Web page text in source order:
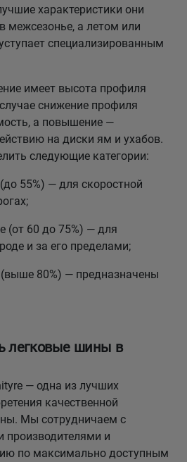
характеристики они
межсезонье, а летом или
специализированным
имеет высота профиля
снижение профиля
а повышение —
на диски ям и ухабов.
следующие категории:
55%) — для скоростной
(от 60 до 75%) — для
и за его пределами;
80%) — предназначены
легковые шины в
— одна из лучших
качественной
Мы сотрудничаем с
и
по максимально доступным